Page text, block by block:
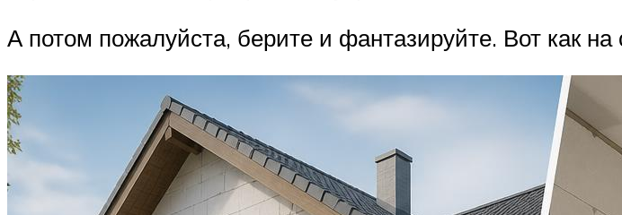
А потом пожалуйста, берите и фантазируйте. Вот как